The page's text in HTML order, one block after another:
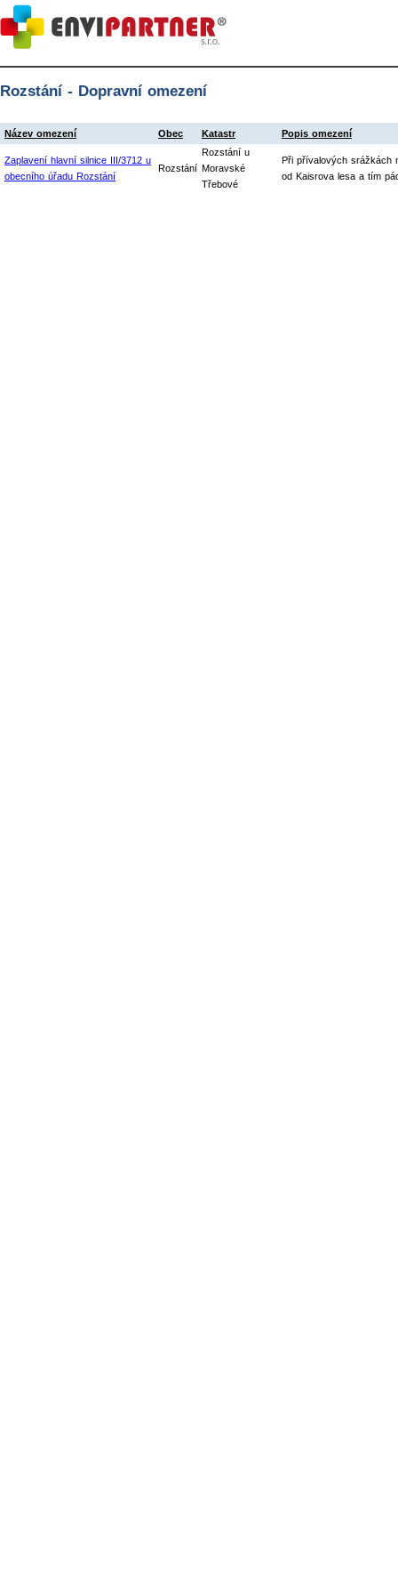
Rozstání - Dopravní omezení
Název omezení Obec Katastr Popis omezení
Zaplavení hlavní silnice III/3712 u
obecního úřadu Rozstání
Rozstání
Rozstání u
Moravské
Třebové
Při přívalových srážkách
od Kaisrova lesa a tím